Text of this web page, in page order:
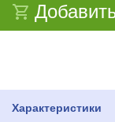
Характеристики